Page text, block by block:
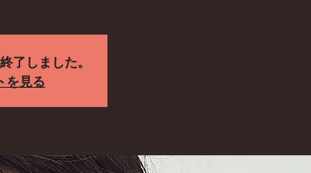
了しました。
を見る